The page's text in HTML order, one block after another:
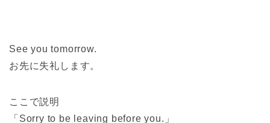
See you tomorrow.
お先に失礼します。
ここで説明
「Sorry to be leaving before you.」